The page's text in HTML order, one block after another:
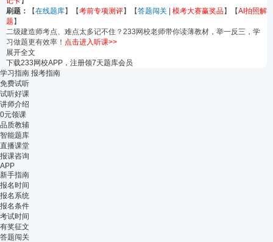
刷题：
【在线题库】【考前专项测评】【答题闯关 模考大赛赢奖品】【AI拍照解
题 】
二级建造师考点、难点太多记不住？233网校老师带你读薄教材，举一反三，学
习做题更有效率！ 点击进入听课>>
展开全文
下载233网校APP，注册领7天题库会员
学习指南 报考指南
免费试听
试听好课
讲师介绍
0元领课
品质教辅
智能题库
直播课堂
报课咨询
APP
新手指南
报名时间
报名系统
报名条件
考试时间
有奖征文
答题闯关